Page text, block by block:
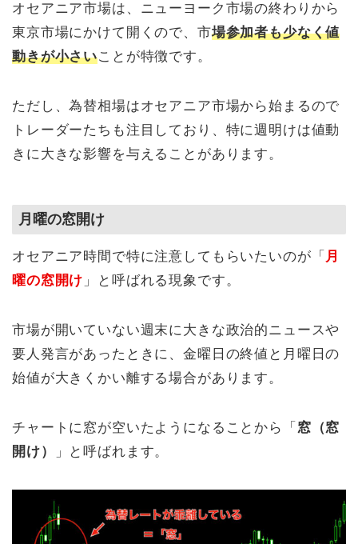
オセアニア市場は、ニューヨーク市場の終わりから
東京市場にかけて開くので、市場参加者も少なく値
動きが小さいことが特徴です。
ただし、為替相場はオセアニア市場から始まるので
トレーダーたちも注目しており、特に週明けは値動
きに大きな影響を与えることがあります。
月曜の窓開け
オセアニア時間で特に注意してもらいたいのが「 月
曜の窓開け 」と呼ばれる現象です。
市場が開いていない週末に大きな政治的ニュースや
要人発言があったときに、金曜日の終値と月曜日の
始値が大きくかい離する場合があります。
チャートに窓が空いたようになることから「 窓（窓
開け）
」と呼ばれます。